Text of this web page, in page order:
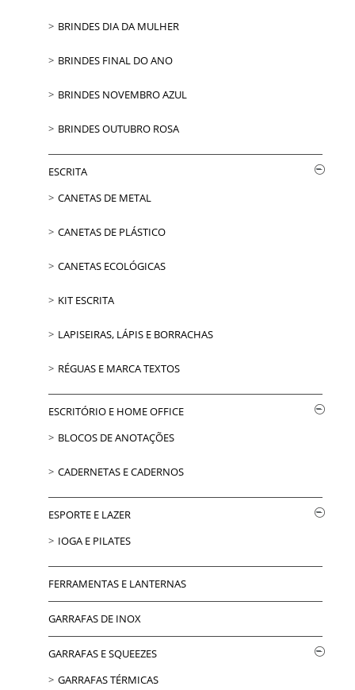
BRINDES DIA DA MULHER
BRINDES FINAL DO ANO
BRINDES NOVEMBRO AZUL
BRINDES OUTUBRO ROSA
ESCRITA
CANETAS DE METAL
CANETAS DE PLÁSTICO
CANETAS ECOLÓGICAS
KIT ESCRITA
LAPISEIRAS, LÁPIS E BORRACHAS
RÉGUAS E MARCA TEXTOS
ESCRITÓRIO E HOME OFFICE
BLOCOS DE ANOTAÇÕES
CADERNETAS E CADERNOS
ESPORTE E LAZER
IOGA E PILATES
FERRAMENTAS E LANTERNAS
GARRAFAS DE INOX
GARRAFAS E SQUEEZES
GARRAFAS TÉRMICAS